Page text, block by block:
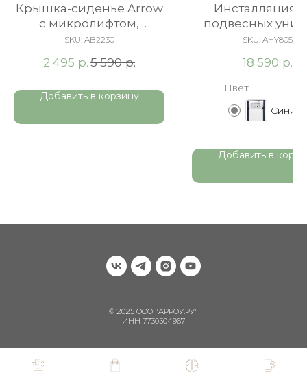
Крышка-сиденье Arrow
c микролифтом,
быстросъемное,
SKU: AB2230
2 495 р.5 590 р.
Добавить в корзину
Инсталляция
подвесных
ARROW
SKU: AHY805
18 590 р.
Цвет
Синий
Добавить в
© 2025 ООО "АРРОУ.РУ"
ИНН 7730304967